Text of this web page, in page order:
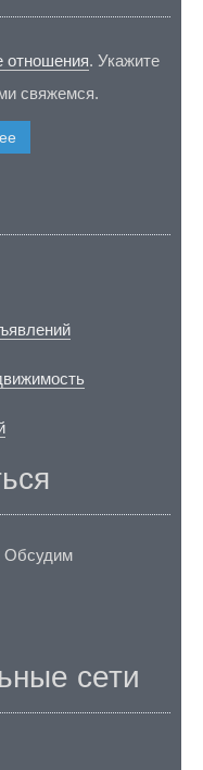
отношения. Укажите
свяжемся.
Обсудим
сети